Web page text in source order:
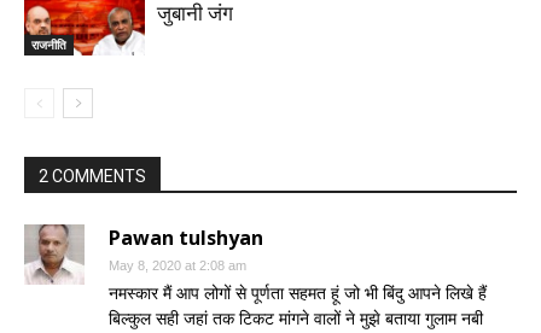
राजनीति
जुबानी जंग
2 COMMENTS
Pawan tulshyan
May 8, 2020 at 2:08 am
नमस्कार मैं आप लोगों से पूर्णता सहमत हूं जो भी बिंदु आपने लिखे हैं
बिल्कुल सही जहां तक टिकट मांगने वालों ने मुझे बताया गुलाम नबी